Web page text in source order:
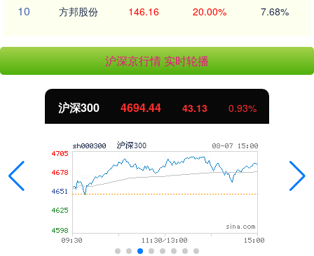
10 方邦股份 146.16 20.00% 7.68%
沪深京行情 实时轮播
沪深300 4694.44 43.13 0.93%